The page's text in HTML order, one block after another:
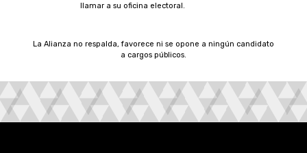
llamar a su oficina electoral.
La Alianza no respalda, favorece ni se opone a ningún candidato
a cargos públicos.